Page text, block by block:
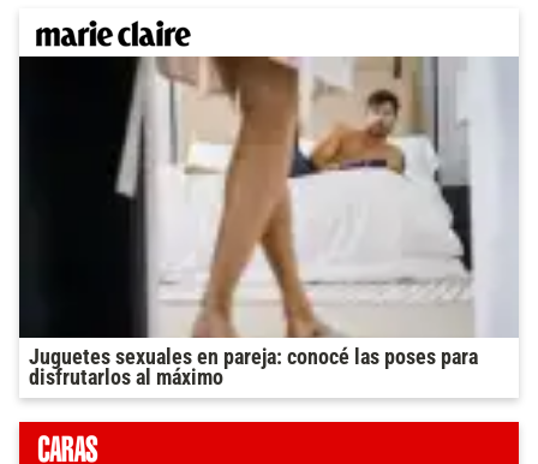
Juguetes sexuales en pareja: conocé las poses para
disfrutarlos al máximo